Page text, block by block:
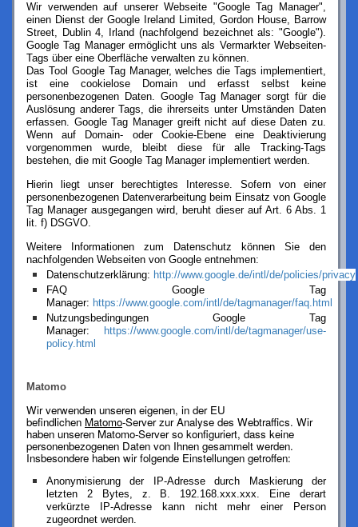
Wir verwenden auf unserer Webseite "Google Tag Manager",
einen Dienst der Google Ireland Limited, Gordon House, Barrow
Street, Dublin 4, Irland (nachfolgend bezeichnet als: "Google").
Google Tag Manager ermöglicht uns als Vermarkter Webseiten-
Tags über eine Oberfläche verwalten zu können.
Das Tool Google Tag Manager, welches die Tags implementiert,
ist eine cookielose Domain und erfasst selbst keine
personenbezogenen Daten. Google Tag Manager sorgt für die
Auslösung anderer Tags, die ihrerseits unter Umständen Daten
erfassen. Google Tag Manager greift nicht auf diese Daten zu.
Wenn auf Domain- oder Cookie-Ebene eine Deaktivierung
vorgenommen wurde, bleibt diese für alle Tracking-Tags
bestehen, die mit Google Tag Manager implementiert werden.
Hierin liegt unser berechtigtes Interesse. Sofern von einer
personenbezogenen Datenverarbeitung beim Einsatz von Google
Tag Manager ausgegangen wird, beruht dieser auf Art. 6 Abs. 1
lit. f) DSGVO.
Weitere Informationen zum Datenschutz können Sie den
nachfolgenden Webseiten von Google entnehmen:
Datenschutzerklärung: http://www.google.de/intl/de/policies/privacy
FAQ Google Tag
Manager: https://www.google.com/intl/de/tagmanager/faq.html
Nutzungsbedingungen Google Tag
Manager:
https://www.google.com/intl/de/tagmanager/use-
policy.html
Matomo
Wir verwenden unseren eigenen, in der EU
befindlichen Matomo-Server zur Analyse des Webtraffics. Wir
haben unseren Matomo-Server so konfiguriert, dass keine
personenbezogenen Daten von Ihnen gesammelt werden.
Insbesondere haben wir folgende Einstellungen getroffen:
Anonymisierung der IP-Adresse durch Maskierung der
letzten 2 Bytes, z. B. 192.168.xxx.xxx. Eine derart
verkürzte IP-Adresse kann nicht mehr einer Person
zugeordnet werden.